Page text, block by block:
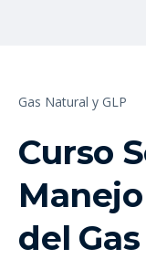
Gas Natural y GLP
Curso
del